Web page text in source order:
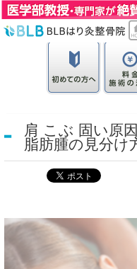
肩 こぶ 固い原
脂肪腫の見分け